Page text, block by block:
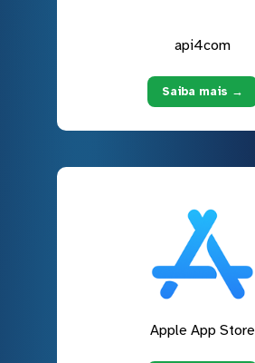
api4com
Saiba mais →
Apple App Store